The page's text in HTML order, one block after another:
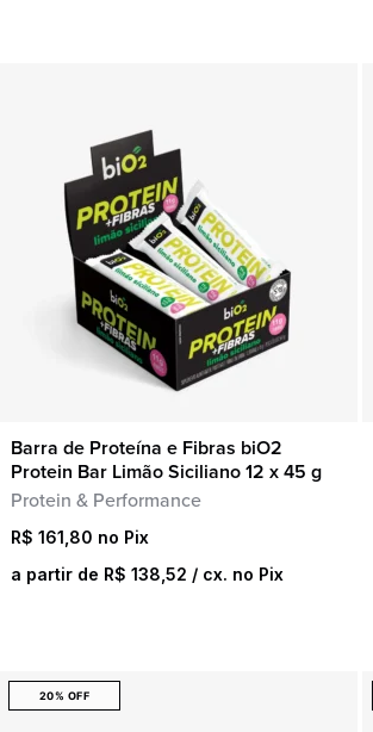
COMPRA RÁPIDA
Barra de Proteína e Fibras biO2
Protein Bar Limão Siciliano 12 x 45 g
Protein & Performance
R$ 161,80
a partir de R$ 138,52 / cx. no Pix
20% OFF